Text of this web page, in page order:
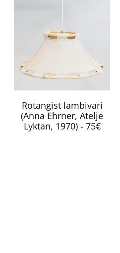
Rotangist lambivari
(Anna Ehrner, Atelje
Lyktan, 1970) - 75€